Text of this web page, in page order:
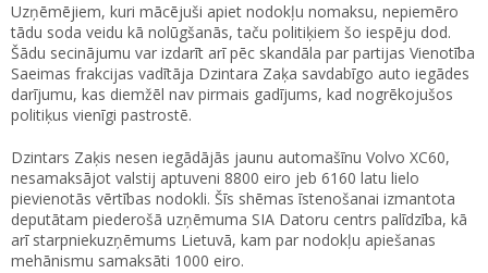
Uzņēmējiem, kuri mācējuši apiet nodokļu nomaksu, nepiemēro
tādu soda veidu kā nolūgšanās, taču politiķiem šo iespēju dod.
Šādu secinājumu var izdarīt arī pēc skandāla par partijas Vienotība
Saeimas frakcijas vadītāja Dzintara Zaķa savdabīgo auto iegādes
darījumu, kas diemžēl nav pirmais gadījums, kad nogrēkojušos
politiķus vienīgi pastrostē.
Dzintars Zaķis nesen iegādājās jaunu automašīnu Volvo XC60,
nesamaksājot valstij aptuveni 8800 eiro jeb 6160 latu lielo
pievienotās vērtības nodokli. Šīs shēmas īstenošanai izmantota
deputātam piederošā uzņēmuma SIA Datoru centrs palīdzība, kā
arī starpniekuzņēmums Lietuvā, kam par nodokļu apiešanas
mehānismu samaksāti 1000 eiro.